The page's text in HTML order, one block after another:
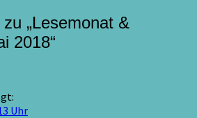
„Lesemonat &
2018“
Uhr